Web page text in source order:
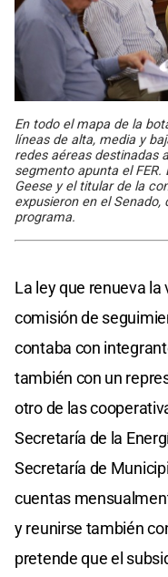
En todo el mapa de la
líneas de alta, media y
redes aéreas destinadas
segmento apunta el
Geese y el titular de la
expusieron en el
programa.
La ley que renueva la
comisión de
contaba con
también con un
otro de las
Secretaría de la
Secretaría de
cuentas
y reunirse también
pretende que el